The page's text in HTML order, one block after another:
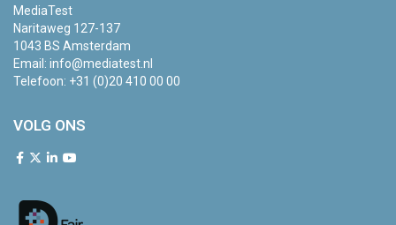
MediaTest
Naritaweg 127-137
1043 BS Amsterdam
Email: info@mediatest.nl
Telefoon: +31 (0)20 410 00 00
VOLG ONS